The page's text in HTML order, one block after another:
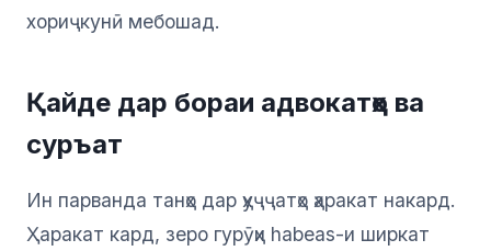
хориҷкунӣ мебошад.
Қайде дар бораи адвокатҳо ва
суръат
Ин парванда танҳо дар ҳуҷҷатҳо ҳаракат накард.
Ҳаракат кард, зеро гурӯҳи habeas-и ширкат